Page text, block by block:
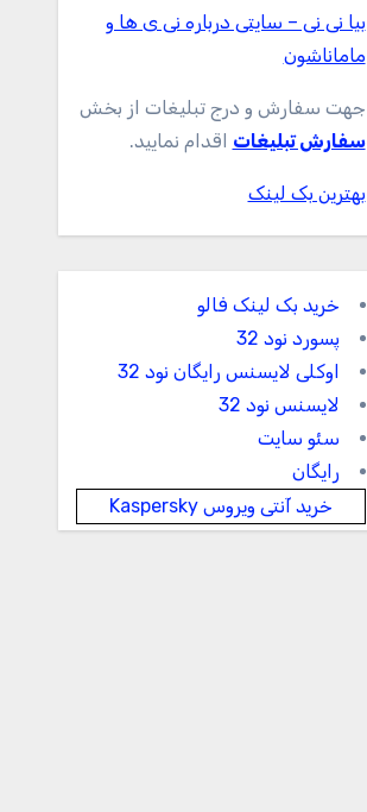
بیا نی نی – سایتی درباره نی ی ها و
ماماناشون
جهت سفارش و درج تبلیغات از بخش
سفارش تبلیغات اقدام نمایید.
بهترین بک لینک
خرید بک لینک فالو
پسورد نود 32
اوکلی لایسنس رایگان نود 32
لایسنس نود 32
سئو سایت
رایگان
خرید آنتی ویروس Kaspersky